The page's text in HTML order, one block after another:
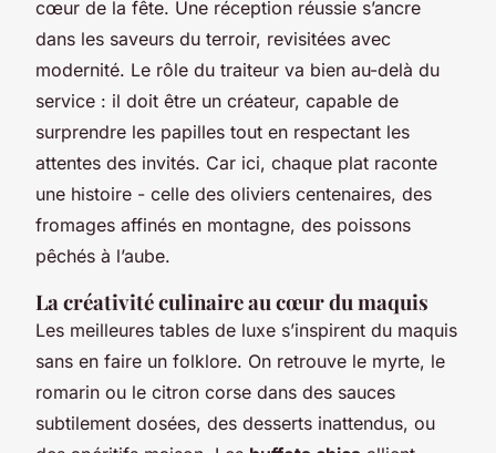
cœur de la fête. Une réception réussie s’ancre
dans les saveurs du terroir, revisitées avec
modernité. Le rôle du traiteur va bien au-delà du
service : il doit être un créateur, capable de
surprendre les papilles tout en respectant les
attentes des invités. Car ici, chaque plat raconte
une histoire - celle des oliviers centenaires, des
fromages affinés en montagne, des poissons
pêchés à l’aube.
La créativité culinaire au cœur du maquis
Les meilleures tables de luxe s’inspirent du maquis
sans en faire un folklore. On retrouve le myrte, le
romarin ou le citron corse dans des sauces
subtilement dosées, des desserts inattendus, ou